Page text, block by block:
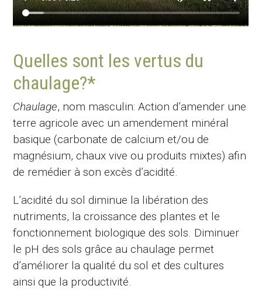
Quelles sont les vertus du
chaulage?*
Chaulage, nom masculin: Action d’amender une
terre agricole avec un amendement minéral
basique (carbonate de calcium et/ou de
magnésium, chaux vive ou produits mixtes) afin
de remédier à son excès d’acidité.
L’acidité du sol diminue la libération des
nutriments, la croissance des plantes et le
fonctionnement biologique des sols. Diminuer
le pH des sols grâce au chaulage permet
d’améliorer la qualité du sol et des cultures
ainsi que la productivité.